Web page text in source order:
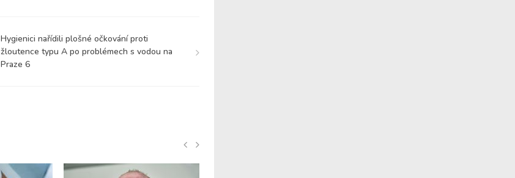
Hygienici nařídili plošné očkování proti
žloutence typu A po problémech s vodou na
Praze 6